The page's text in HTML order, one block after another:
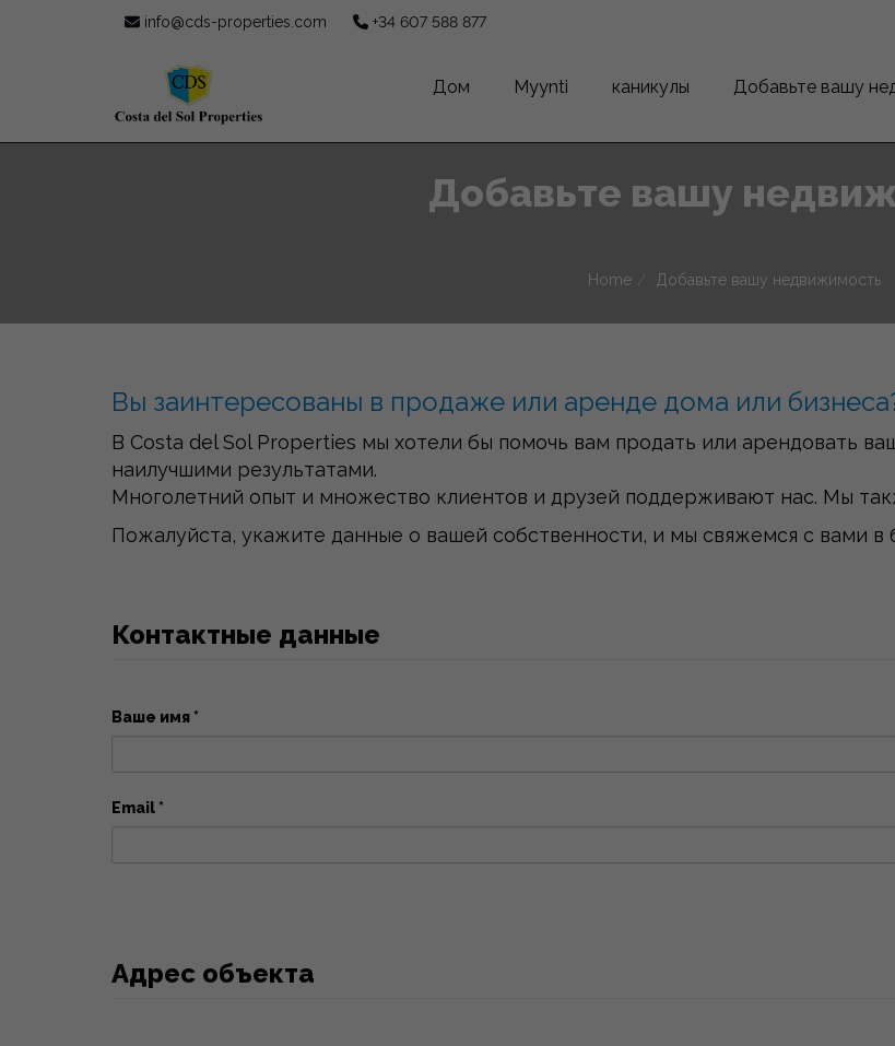
info@cds-properties.com +34 607 588 877
Дом Myynti каникулы Добавьте вашу
Добавьте вашу
Home Добавьте вашу недвижимость
Вы заинтересованы в продаже или аренде дома или
В Costa del Sol Properties мы хотели бы помочь вам продать или арендовать
наилучшими результатами.
Многолетний опыт и множество клиентов и друзей поддерживают нас. Мы
Пожалуйста, укажите данные о вашей собственности, и мы свяжемся с вами
Контактные данные
Ваше имя *
Email *
Адрес объекта